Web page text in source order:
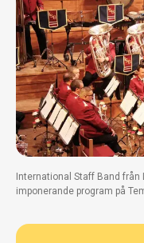
International Staff Band
imponerande program på